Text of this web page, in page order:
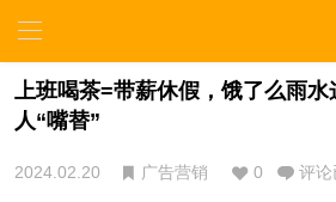
上班喝茶=带薪休假，饿了么雨
人“嘴替”
2024.02.20 广告营销 0 评论